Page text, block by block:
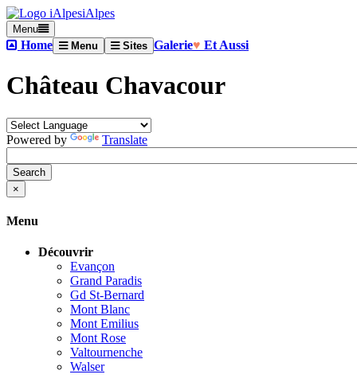
iAlpes
Menu
Home Menu Sites Galerie♥ Et Aussi
Château Chavacour
Powered by Translate
×
Menu
Découvrir
Evançon
Grand Paradis
Gd St-Bernard
Mont Blanc
Mont Emilius
Mont Rose
Valtournenche
Walser